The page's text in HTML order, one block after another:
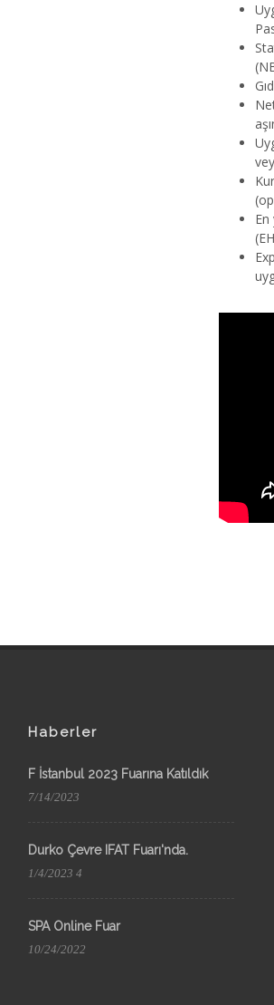
Haberler
F İstanbul 2023 Fuarına Katıldık
7/14/2023
Durko Çevre IFAT Fuarı'nda.
1/4/2023 4
SPA Online Fuar
10/24/2022